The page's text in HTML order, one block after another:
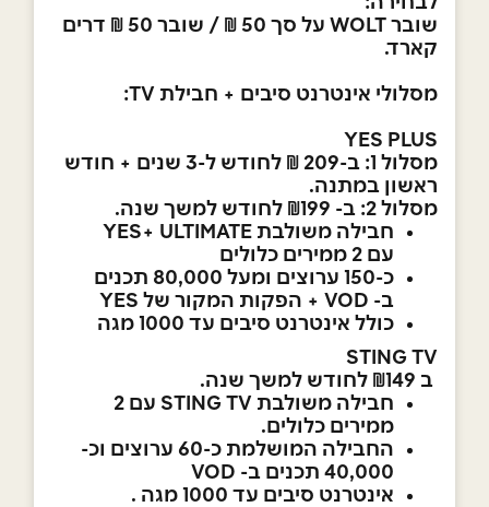
שובר WOLT על סך 50 ₪ / שובר 50 ₪ דרים
קארד.
מסלולי אינטרנט סיבים + חבילת TV:
YES PLUS
מסלול 1: ב-209 ₪ לחודש ל-3 שנים + חודש
ראשון במתנה.
מסלול 2: ב- ₪199 לחודש למשך שנה.
חבילה משולבת YES+ ULTIMATE
עם 2 ממירים כלולים
כ-150 ערוצים ומעל 80,000 תכנים
ב- VOD + הפקות המקור של YES
כולל אינטרנט סיבים עד 1000 מגה
STING TV
ב ₪149 לחודש למשך שנה.
חבילה משולבת STING TV עם 2
ממירים כלולים.
החבילה המושלמת כ-60 ערוצים וכ-
40,000 תכנים ב- VOD
אינטרנט סיבים עד 1000 מגה .